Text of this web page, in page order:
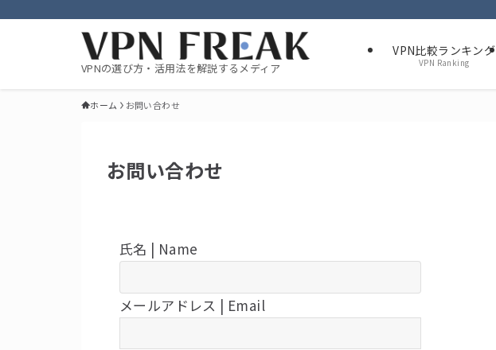
VPNの選び方・活用法を解説するメディア
VPN比較ランキング
VPN Ranking
ホーム お問い合わせ
お問い合わせ
氏名 | Name
メールアドレス | Email